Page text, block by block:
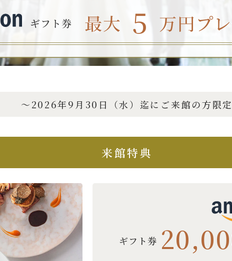
〜2026年9月30日（水）迄にご来館の方限定
来館特典
ギフト券